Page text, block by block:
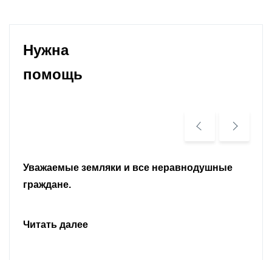
Нужна
помощь
Уважаемые земляки и все неравнодушные
граждане.
Читать далее